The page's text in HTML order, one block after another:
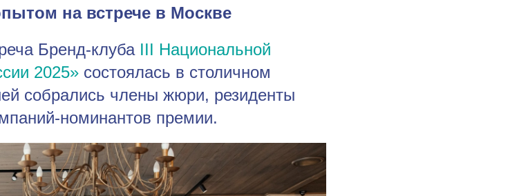
на встрече в Москве
Бренд-клуба III Национальной
2025» состоялась в столичном
собрались члены жюри, резиденты
номинантов премии.